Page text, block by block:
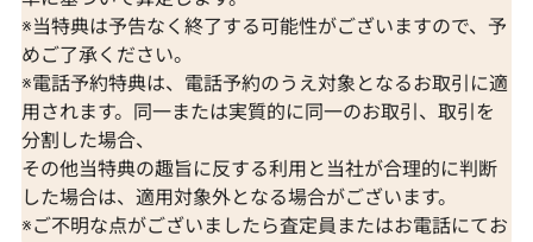
※当特典は予告なく終了する可能性がございますので、予
めご了承ください。
※電話予約特典は、電話予約のうえ対象となるお取引に適
用されます。同一または実質的に同一のお取引、取引を
分割した場合、
その他当特典の趣旨に反する利用と当社が合理的に判断
した場合は、適用対象外となる場合がございます。
※ご不明な点がございましたら査定員またはお電話にてお